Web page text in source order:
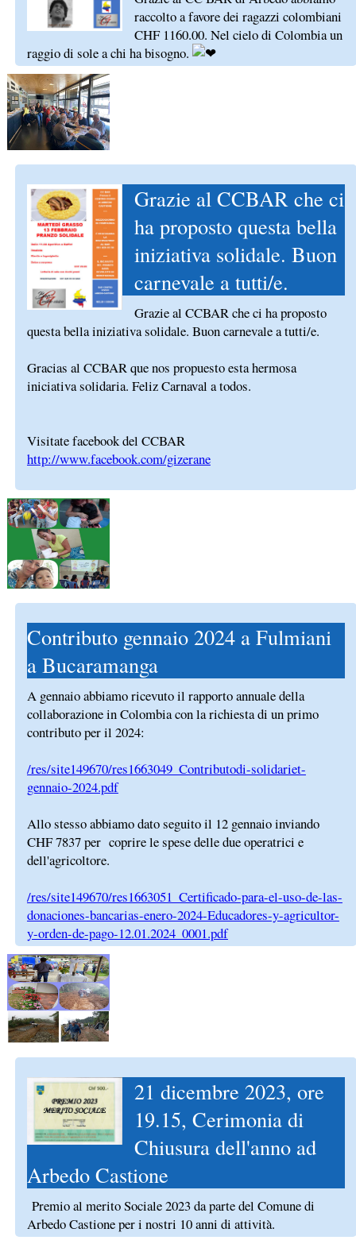
raccolto a favore dei ragazzi colombiani
CHF 1160.00. Nel cielo di Colombia un
raggio di sole a chi ha bisogno.
Grazie al CCBAR che ci
ha proposto questa bella
iniziativa solidale. Buon
carnevale a tutti/e.
Grazie al CCBAR che ci ha proposto
questa bella iniziativa solidale. Buon carnevale a tutti/e.
Gracias al CCBAR que nos propuesto esta hermosa
iniciativa solidaria. Feliz Carnaval a todos.
Visitate facebook del CCBAR
http://www.facebook.com/gizerane
Contributo gennaio 2024 a Fulmiani
a Bucaramanga
A gennaio abbiamo ricevuto il rapporto annuale della
collaborazione in Colombia con la richiesta di un primo
contributo per il 2024:
/res/site149670/res1663049_Contributodi-solidariet-
gennaio-2024.pdf
Allo stesso abbiamo dato seguito il 12 gennaio inviando
CHF 7837 per coprire le spese delle due operatrici e
dell'agricoltore.
/res/site149670/res1663051_Certificado-para-el-uso-de-las-
donaciones-bancarias-enero-2024-Educadores-y-agricultor-
y-orden-de-pago-12.01.2024_0001.pdf
21 dicembre 2023, ore
19.15, Cerimonia di
Chiusura dell'anno ad
Arbedo Castione
Premio al merito Sociale 2023 da parte del Comune di
Arbedo Castione per i nostri 10 anni di attività.